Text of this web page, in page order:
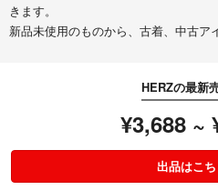
きます。
新品未使用のものから、古着、中古ア
HERZの最新
¥3,688 ~
出品はこ